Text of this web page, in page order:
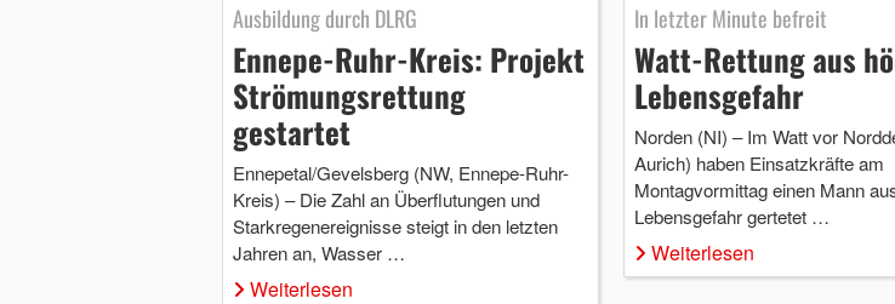
Ausbildung durch DLRG
Ennepe-Ruhr-Kreis: Projekt
Strömungsrettung
gestartet
Ennepetal/Gevelsberg (NW, Ennepe-Ruhr-
Kreis) – Die Zahl an Überflutungen und
Starkregenereignisse steigt in den letzten
Jahren an, Wasser …
Weiterlesen
In letzter Minute befreit
Watt-Rettung aus
Lebensgefahr
Norden (NI) – Im Watt vor
Aurich) haben Einsatzkräfte am
Montagvormittag einen Mann
Lebensgefahr gertetet …
Weiterlesen